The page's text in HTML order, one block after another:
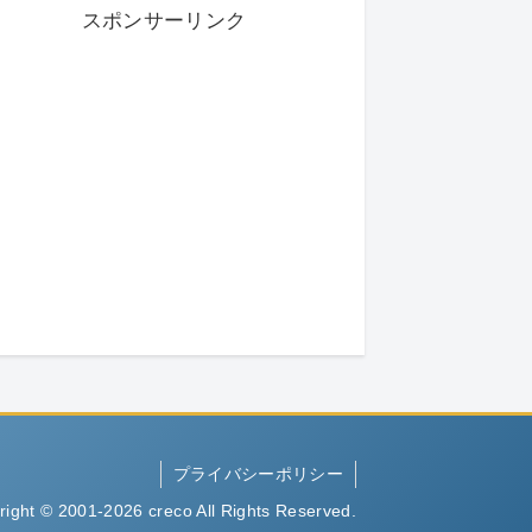
スポンサーリンク
プライバシーポリシー
© 2001-2026 creco All Rights Reserved.